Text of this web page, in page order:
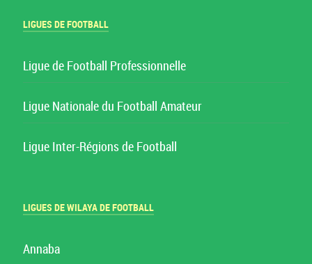
LIGUES DE FOOTBALL
Ligue de Football Professionnelle
Ligue Nationale du Football Amateur
Ligue Inter-Régions de Football
LIGUES DE WILAYA DE FOOTBALL
Annaba